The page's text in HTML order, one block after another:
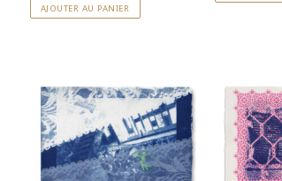
AJOUTER AU PANIER